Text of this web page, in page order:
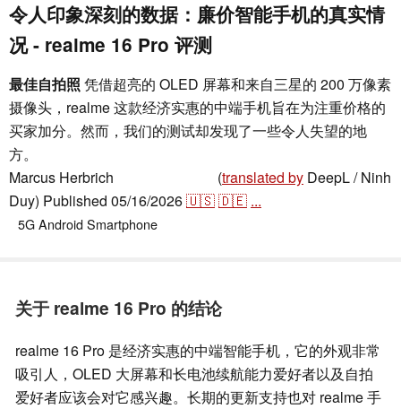
令人印象深刻的数据：廉价智能手机的真实情
况 - realme 16 Pro 评测
最佳自拍照 凭借超亮的 OLED 屏幕和来自三星的 200 万像素
摄像头，realme 这款经济实惠的中端手机旨在为注重价格的
买家加分。然而，我们的测试却发现了一些令人失望的地
方。
Marcus Herbrich
(translated by DeepL / Ninh
Duy) Published 05/16/2026🇺🇸🇩🇪 ...
5GAndroidSmartphone
关于 realme 16 Pro 的结论
realme 16 Pro 是经济实惠的中端智能手机，它的外观非常
吸引人，OLED 大屏幕和长电池续航能力爱好者以及自拍
爱好者应该会对它感兴趣。长期的更新支持也对 realme 手